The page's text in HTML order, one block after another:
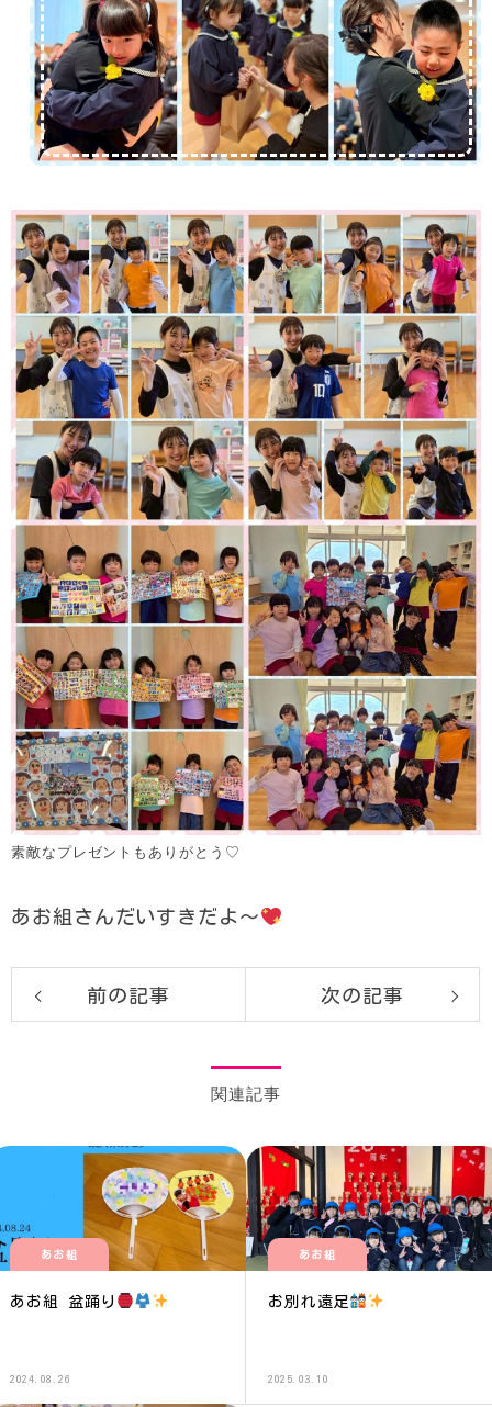
素敵なプレゼントもありがとう♡
あお組さんだいすきだよ〜
前の記事 次の記事
関連記事
あお組
あお組 盆踊り
2024.08.26
あお組
お別れ遠足
2025.03.10